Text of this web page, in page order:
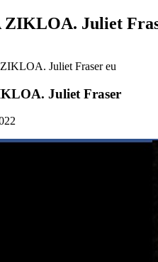
Juliet
Juliet Fraser eu
Juliet Fraser